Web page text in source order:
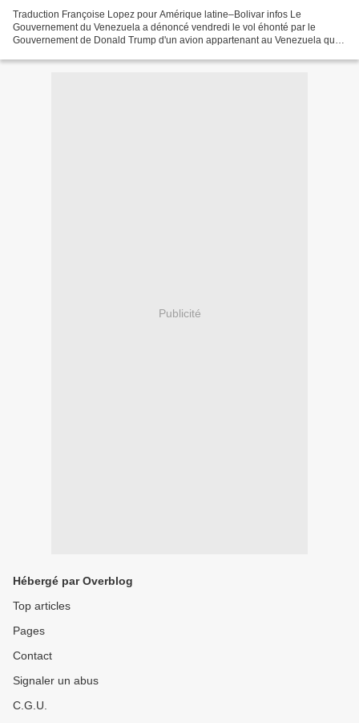
Traduction Françoise Lopez pour Amérique latine–Bolivar infos Le
Gouvernement du Venezuela a dénoncé vendredi le vol éhonté par le
Gouvernement de Donald Trump d'un avion appartenant au Venezuela qui
Publicité
Hébergé par Overblog
Top articles
Pages
Contact
Signaler un abus
C.G.U.